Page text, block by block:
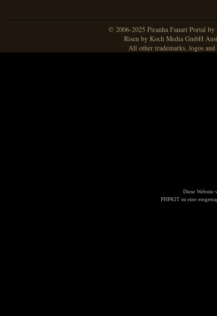
© 2006-2025 Piranha Fanart Portal
Risen by Koch Media GmbH
All other trademarks, logos
Diese Website
PHPKIT ist eine